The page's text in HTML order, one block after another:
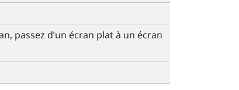
passez d’un écran plat à un écran